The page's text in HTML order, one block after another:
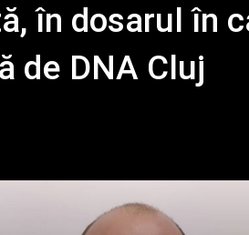
în dosarul în
de DNA Cluj